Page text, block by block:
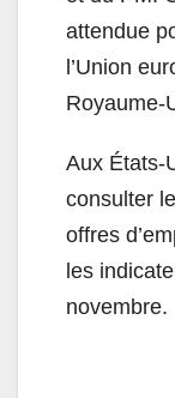
attendue
l’Union
Royaume-
Aux États-
consulter
offres
les
novembre.